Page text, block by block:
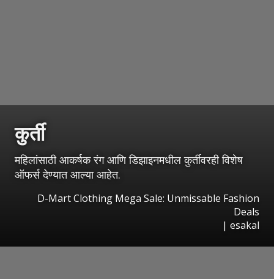
कुर्ती
महिलांसाठी आकर्षक रंग आणि डिझाइनमधील कुर्तीवरही विशेष
ऑफर्स देण्यात आल्या आहेत.
D-Mart Clothing Mega Sale: Unmissable Fashion
Deals
| esakal